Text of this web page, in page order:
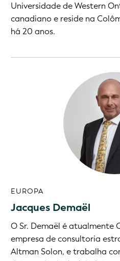
Universidade de Western
canadiano e reside na
há 20 anos.
EUROPA
Jacques Demaël
O Sr. Demaël é atualmente
empresa de consultoria
Altman Solon, e trabalha